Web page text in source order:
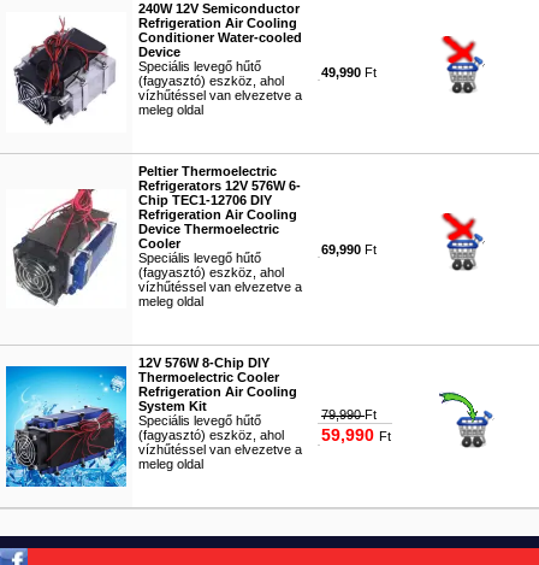
240W 12V Semiconductor
Refrigeration Air Cooling
Conditioner Water-cooled
Device
Speciális levegő hűtő
(fagyasztó) eszköz, ahol
vízhűtéssel van elvezetve a
meleg oldal
49,990 Ft
Peltier Thermoelectric
Refrigerators 12V 576W 6-
Chip TEC1-12706 DIY
Refrigeration Air Cooling
Device Thermoelectric
Cooler
Speciális levegő hűtő
(fagyasztó) eszköz, ahol
vízhűtéssel van elvezetve a
meleg oldal
69,990 Ft
12V 576W 8-Chip DIY
Thermoelectric Cooler
Refrigeration Air Cooling
System Kit
Speciális levegő hűtő
(fagyasztó) eszköz, ahol
vízhűtéssel van elvezetve a
meleg oldal
79,990Ft
59,990 Ft